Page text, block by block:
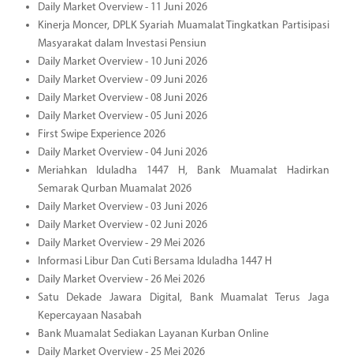
Daily Market Overview - 11 Juni 2026
Kinerja Moncer, DPLK Syariah Muamalat Tingkatkan Partisipasi
Masyarakat dalam Investasi Pensiun
Daily Market Overview - 10 Juni 2026
Daily Market Overview - 09 Juni 2026
Daily Market Overview - 08 Juni 2026
Daily Market Overview - 05 Juni 2026
First Swipe Experience 2026
Daily Market Overview - 04 Juni 2026
Meriahkan Iduladha 1447 H, Bank Muamalat Hadirkan
Semarak Qurban Muamalat 2026
Daily Market Overview - 03 Juni 2026
Daily Market Overview - 02 Juni 2026
Daily Market Overview - 29 Mei 2026
Informasi Libur Dan Cuti Bersama Iduladha 1447 H
Daily Market Overview - 26 Mei 2026
Satu Dekade Jawara Digital, Bank Muamalat Terus Jaga
Kepercayaan Nasabah
Bank Muamalat Sediakan Layanan Kurban Online
Daily Market Overview - 25 Mei 2026